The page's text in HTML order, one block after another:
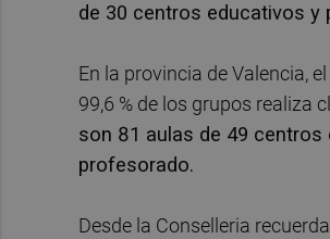
de 30 centros educativos y
En la provincia de Valencia,
99,6 % de los grupos realiza
son 81 aulas de 49 centros
profesorado.
Desde la Conselleria